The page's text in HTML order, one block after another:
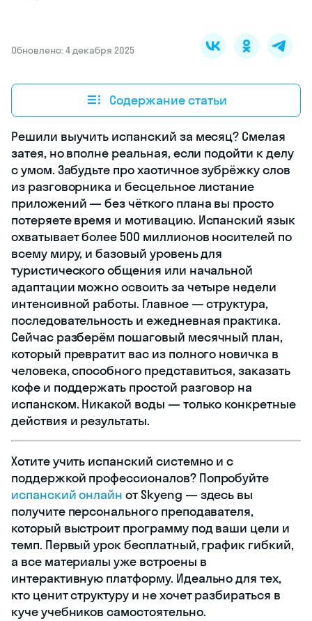
Обновлено: 4 декабря 2025
Содержание статьи
Решили выучить испанский за месяц? Смелая
затея, но вполне реальная, если подойти к делу
с умом. Забудьте про хаотичное зубрёжку слов
из разговорника и бесцельное листание
приложений — без чёткого плана вы просто
потеряете время и мотивацию. Испанский язык
охватывает более 500 миллионов носителей по
всему миру, и базовый уровень для
туристического общения или начальной
адаптации можно освоить за четыре недели
интенсивной работы. Главное — структура,
последовательность и ежедневная практика.
Сейчас разберём пошаговый месячный план,
который превратит вас из полного новичка в
человека, способного представиться, заказать
кофе и поддержать простой разговор на
испанском. Никакой воды — только конкретные
действия и результаты.
Хотите учить испанский системно и с
поддержкой профессионалов? Попробуйте
испанский онлайн от Skyeng — здесь вы
получите персонального преподавателя,
который выстроит программу под ваши цели и
темп. Первый урок бесплатный, график гибкий,
а все материалы уже встроены в
интерактивную платформу. Идеально для тех,
кто ценит структуру и не хочет разбираться в
куче учебников самостоятельно.